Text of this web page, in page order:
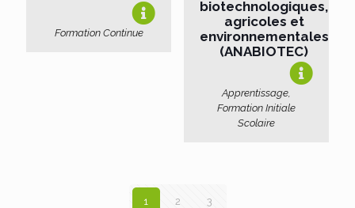
Formation Continue
biotechnologiques,
agricoles et
environnementales
(ANABIOTEC)
Apprentissage,
Formation Initiale
Scolaire
1 2 3